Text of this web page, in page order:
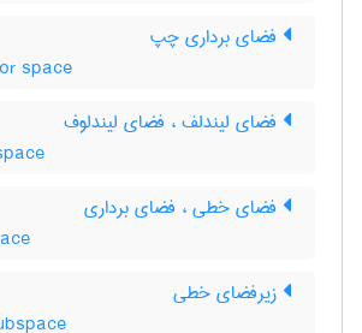
فضای برداری چپ
space
فضای لیندلف ، فضای لیندلوف
فضای خطی ، فضای برداری
زیرفضای خطی